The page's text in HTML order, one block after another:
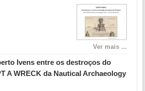
Ver mais ...
Ivens entre os destroços do
A WRECK da Nautical Archaeology